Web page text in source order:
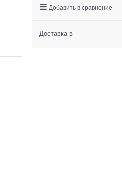
Добавить в сравнение
Доставка в